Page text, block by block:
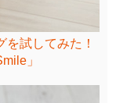
を試してみた！
」